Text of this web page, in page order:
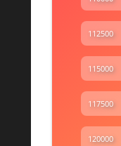
112500
115000
117500
120000